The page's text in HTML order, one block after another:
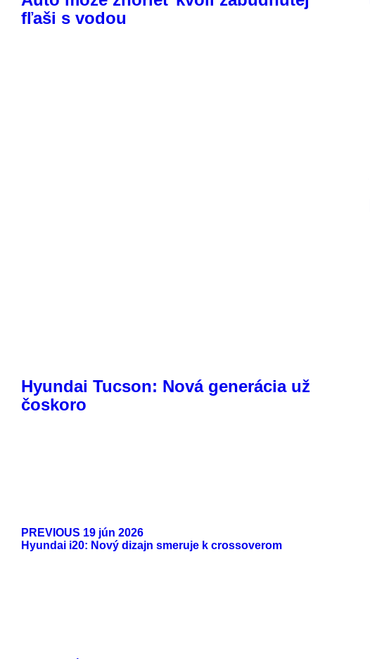
fľaši s vodou
Hyundai Tucson: Nová generácia už
čoskoro
PREVIOUS 19 jún 2026
Hyundai i20: Nový dizajn smeruje k crossoverom